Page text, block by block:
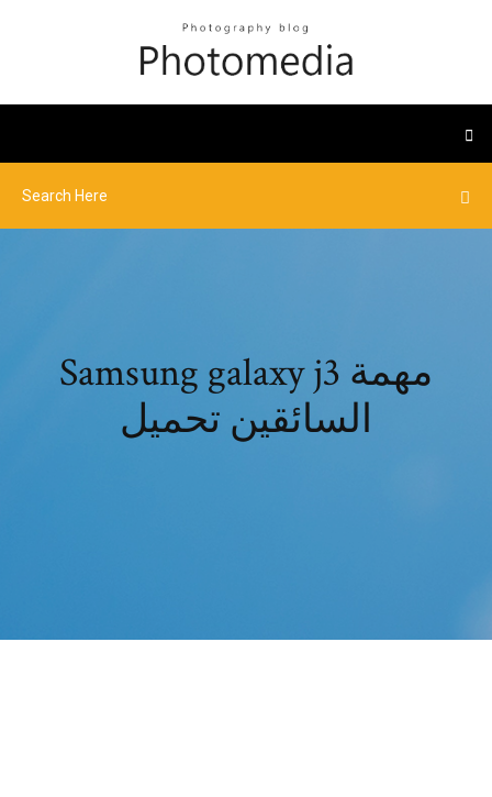
Samsung galaxy j3 مهمة
السائقين تحميل